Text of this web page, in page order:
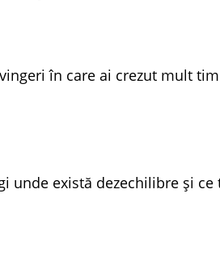
în care ai crezut mult
unde există dezechilibre și ce